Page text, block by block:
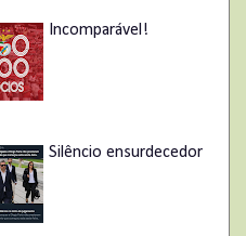
Incomparável!
Silêncio ensurdecedor